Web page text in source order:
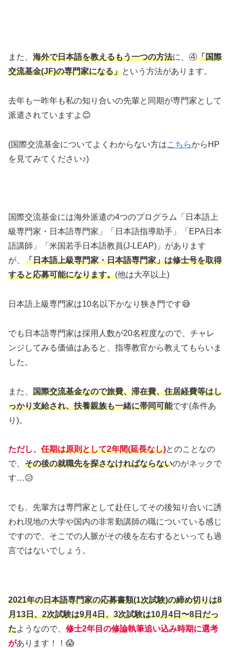
また、 海外で日本語を教えるもう一つの方法に、④「国際
交流基金(JF)の専門家になる」という方法があります。
去年も一昨年も私の知り合いの先輩と同期が専門家として
派遣されていますよ😊
(国際交流基金についてよくわからない方はこちらからHP
を見てみてください♪)
国際交流基金には海外派遣の4つのプログラム「日本語上
級専門家・日本語専門家」「日本語指導助手」「EPA日本
語講師」「米国若手日本語教員(J-LEAP)」があります
が、 「日本語上級専門家・日本語専門家」は修士号を取得
すると応募可能になります。(他は大卒以上)
日本語上級専門家は10名以下かなり狭き門です😅
でも日本語専門家は採用人数が20名程度なので、チャレ
ンジしてみる価値はあると、指導教官から教えてもらいま
した。
また、 国際交流基金なので旅費、滞在費、住居経費等はし
っかり支給され、扶養親族も一緒に帯同可能です(条件あ
り)。
ただし、 任期は原則として2年間(延長なし)とのことなの
で、 その後の就職先を探さなければならないのがネックで
す…😥
でも、先輩方は専門家として赴任してその後知り合いに誘
われ現地の大学や国内の非常勤講師の職についている感じ
ですので、そこでの人脈がその後を左右するといっても過
言ではないでしょう。
2021年の日本語専門家の応募書類(1次試験)の締め切りは8
月13日、2次試験は9月4日、3次試験は10月4日〜8日だっ
たようなので、 修士2年目の修論執筆追い込み時期に選考
があります！！😱